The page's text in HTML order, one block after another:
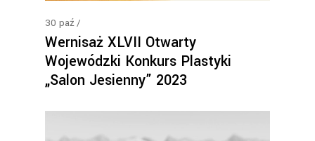
30 paź
Wernisaż XLVII Otwarty
Wojewódzki Konkurs Plastyki
„Salon Jesienny” 2023